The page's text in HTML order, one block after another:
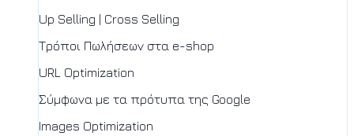
Up Selling | Cross Selling
Τρόποι Πωλήσεων στα e-shop
URL Optimization
Σύμφωνα με τα πρότυπα της Google
Images Optimization